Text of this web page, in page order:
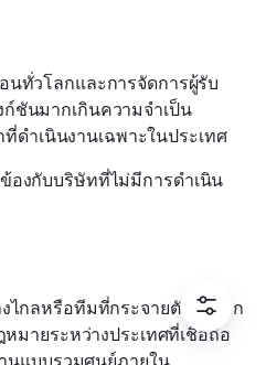
นทั่วโลกและการจัดการผู้รับ
ชันมากเกินความจำเป็น
ดำเนินงานเฉพาะในประเทศ
ข้องกับบริษัทที่ไม่มีการดำเนิน
กลหรือทีมที่กระจายตัวทั่วโลก
มายระหว่างประเทศที่เชื่อถือ